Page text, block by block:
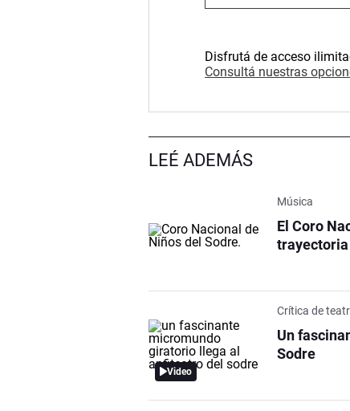
Disfrutá de acceso
Consultá nuestras
LEÉ ADEMÁS
Música
El Coro
trayectoria
Video
Crítica de
Un
Sodre